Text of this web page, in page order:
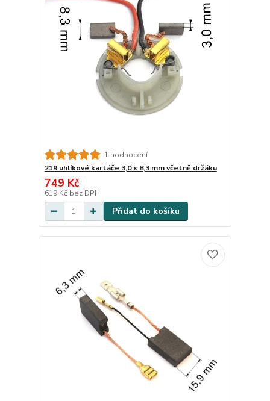
1 hodnocení
219 uhlíkové kartáče 3,0 x 8,3 mm včetně držáku
749 Kč
619 Kč bez DPH
Přidat do košíku